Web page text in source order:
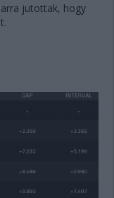
arra jutottak, hogy